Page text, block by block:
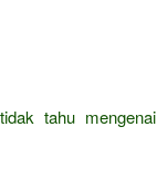
tahu mengenai